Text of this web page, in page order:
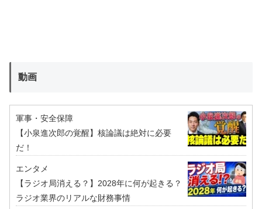
動画
軍事・安全保障
【小泉進次郎の覚醒】核論議は絶対に必要
だ！
エンタメ
【ラジオ局消える？】2028年に何が起きる？
ラジオ業界のリアルな財務事情